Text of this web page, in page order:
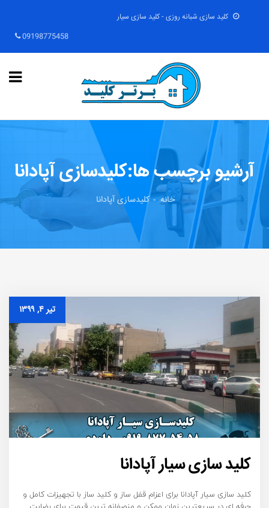
کلید سازی شبانه روزی - کلید سازی سیار
09198775458
آرشیو برچسب ها:کلیدسازی آپادانا
خانه کلیدسازی آپادانا
تیر ۴, ۱۳۹۹
کلید سازی سیار آپادانا
کلید سازی سیار آپادانا برای اعزام قفل ساز و کلید ساز با تجهیزات کامل و